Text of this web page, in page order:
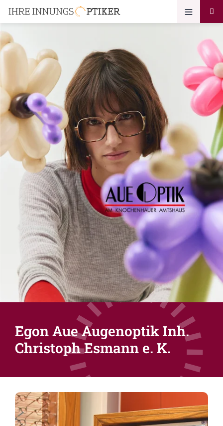
Egon Aue Augenoptik Inh.
Christoph Esmann e. K.